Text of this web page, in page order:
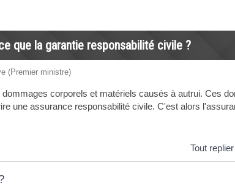
que la garantie responsabilité civile ?
(Premier ministre)
corporels et matériels causés à autrui. Ces
une assurance responsabilité civile. C'est alors
Tout replier